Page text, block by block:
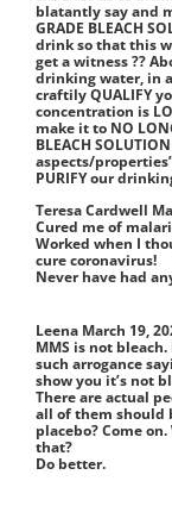
blatantly say and
GRADE BLEACH
drink so that this
get a witness ??
drinking water, in
craftily QUALIFY
concentration is
make it to NO
BLEACH
aspects/
PURIFY our
Teresa Cardwell
Cured me of
Worked when I
cure coronavirus!
Never have had
Leena March 19,
MMS is not
such arrogance
show you it’s not
There are actual
all of them should
placebo? Come
that?
Do better.